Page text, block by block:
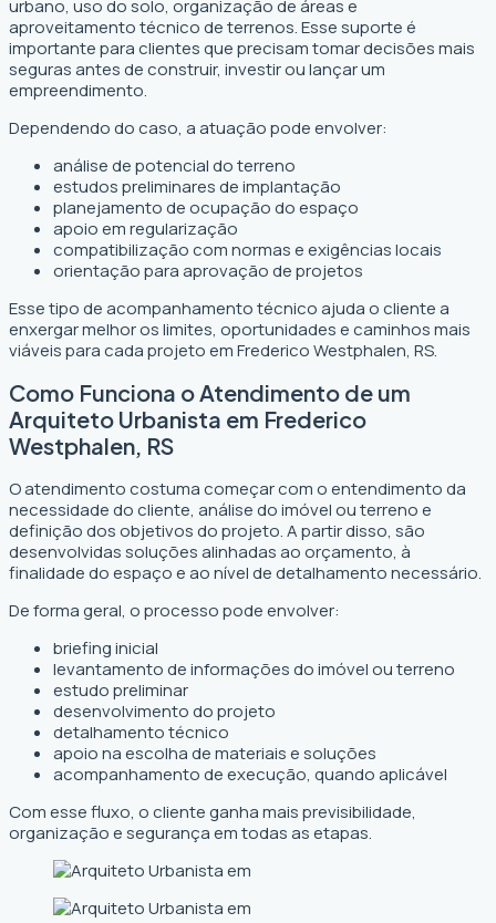
urbano, uso do solo, organização de áreas e
aproveitamento técnico de terrenos. Esse suporte é
importante para clientes que precisam tomar decisões mais
seguras antes de construir, investir ou lançar um
empreendimento.
Dependendo do caso, a atuação pode envolver:
análise de potencial do terreno
estudos preliminares de implantação
planejamento de ocupação do espaço
apoio em regularização
compatibilização com normas e exigências locais
orientação para aprovação de projetos
Esse tipo de acompanhamento técnico ajuda o cliente a
enxergar melhor os limites, oportunidades e caminhos mais
viáveis para cada projeto em Frederico Westphalen, RS.
Como Funciona o Atendimento de um
Arquiteto Urbanista em Frederico
Westphalen, RS
O atendimento costuma começar com o entendimento da
necessidade do cliente, análise do imóvel ou terreno e
definição dos objetivos do projeto. A partir disso, são
desenvolvidas soluções alinhadas ao orçamento, à
finalidade do espaço e ao nível de detalhamento necessário.
De forma geral, o processo pode envolver:
briefing inicial
levantamento de informações do imóvel ou terreno
estudo preliminar
desenvolvimento do projeto
detalhamento técnico
apoio na escolha de materiais e soluções
acompanhamento de execução, quando aplicável
Com esse fluxo, o cliente ganha mais previsibilidade,
organização e segurança em todas as etapas.